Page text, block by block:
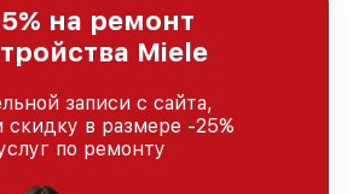
клиентов.
на ремонт
Miele
записи с сайта,
скидку в размере -25%
по ремонту